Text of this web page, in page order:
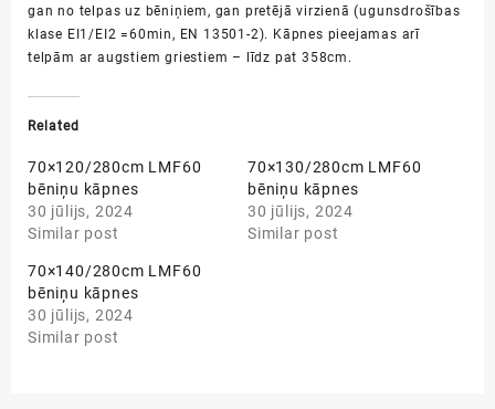
gan no telpas uz bēniņiem, gan pretējā virzienā (ugunsdrošības
klase EI1/EI2 =60min, EN 13501-2). Kāpnes pieejamas arī
telpām ar augstiem griestiem – līdz pat 358cm.
Related
70×120/280cm LMF60
bēniņu kāpnes
30 jūlijs, 2024
Similar post
70×130/280cm LMF60
bēniņu kāpnes
30 jūlijs, 2024
Similar post
70×140/280cm LMF60
bēniņu kāpnes
30 jūlijs, 2024
Similar post